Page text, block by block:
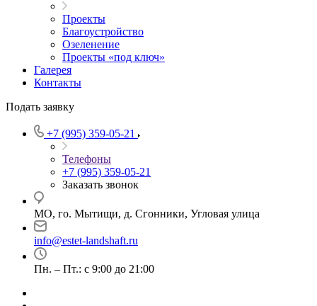
Проекты
Благоустройство
Озеленение
Проекты «под ключ»
Галерея
Контакты
Подать заявку
+7 (995) 359-05-21
Телефоны
+7 (995) 359-05-21
Заказать звонок
МО, го. Мытищи, д. Сгонники, Угловая улица
info@estet-landshaft.ru
Пн. – Пт.: с 9:00 до 21:00